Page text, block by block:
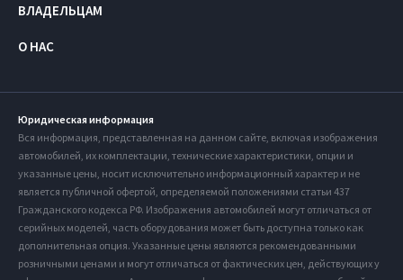
ВЛАДЕЛЬЦАМ
О НАС
Юридическая информация
Вся информация, представленная на данном сайте, включая изображения
автомобилей, их комплектации, технические характеристики, опции и
указанные цены, носит исключительно информационный характер и не
является публичной офертой, определяемой положениями статьи 437
Гражданского кодекса РФ. Изображения автомобилей могут отличаться от
серийных моделей, часть оборудования может быть доступна только как
дополнительная опция. Указанные цены являются рекомендованными
розничными ценами и могут отличаться от фактических цен, действующих у